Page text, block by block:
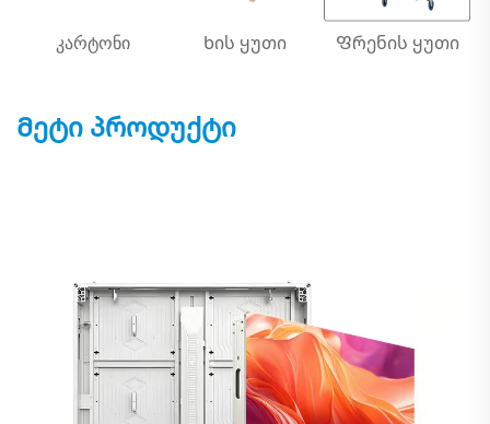
კარტონი Ხის ყუთი Ფრენის ყუთი
Მეტი პროდუქტი